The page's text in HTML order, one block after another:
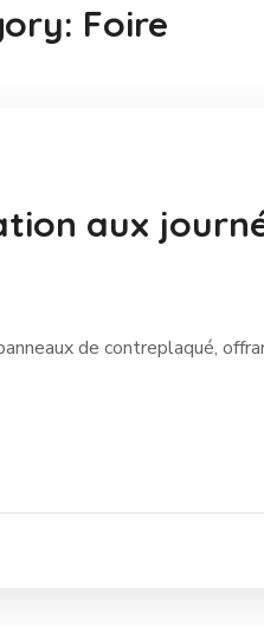
Foire
aux
de contreplaqué,